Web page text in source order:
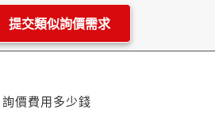
提交類似詢價需求
價費用多少錢